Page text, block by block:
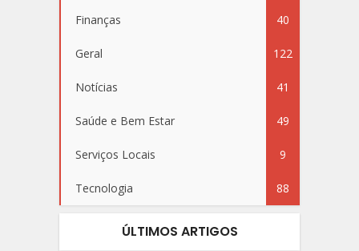
Finanças 40
Geral 122
Notícias 41
Saúde e Bem Estar 49
Serviços Locais 9
Tecnologia 88
ÚLTIMOS ARTIGOS